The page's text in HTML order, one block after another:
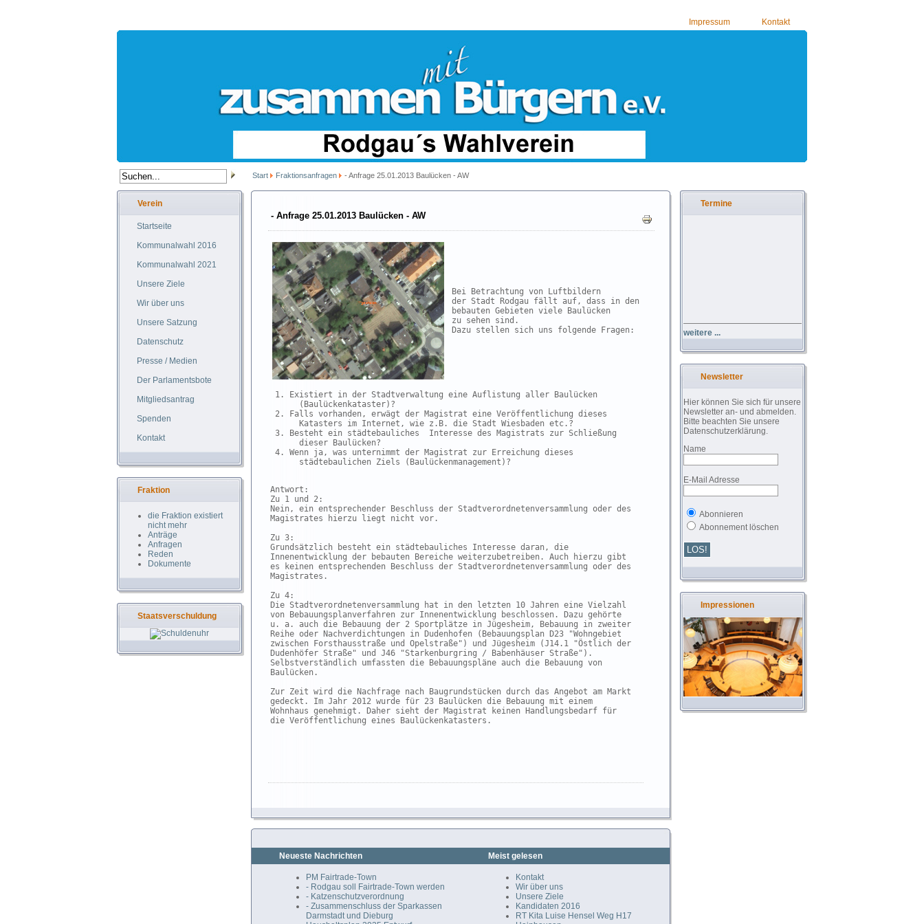
Impressum Kontakt
Start Fraktionsanfragen - Anfrage 25.01.2013 Baulücken - AW
Verein
Startseite
Kommunalwahl 2016
Kommunalwahl 2021
Unsere Ziele
Wir über uns
Unsere Satzung
Datenschutz
Presse / Medien
Der Parlamentsbote
Mitgliedsantrag
Spenden
Kontakt
Fraktion
die Fraktion existiert
nicht mehr
Anträge
Anfragen
Reden
Dokumente
Staatsverschuldung
Termine
weitere ...
Newsletter
Hier können Sie sich für unsere
Newsletter an- und abmelden.
Bitte beachten Sie unsere
Datenschutzerklärung.
Name
E-Mail Adresse
Abonnieren
Abonnement löschen
Impressionen
- Anfrage 25.01.2013 Baulücken - AW
Bei Betrachtung von Luftbildern
der Stadt Rodgau fällt auf, dass in den
bebauten Gebieten viele Baulücken
zu sehen sind.
Dazu stellen sich uns folgende Fragen:
1. Existiert in der Stadtverwaltung eine Auflistung aller Baulücken
      (Baulückenkataster)?
2. Falls vorhanden, erwägt der Magistrat eine Veröffentlichung dieses
      Katasters im Internet, wie z.B. die Stadt Wiesbaden etc.?
3. Besteht ein städtebauliches  Interesse des Magistrats zur Schließung
      dieser Baulücken?
4. Wenn ja, was unternimmt der Magistrat zur Erreichung dieses
      städtebaulichen Ziels (Baulückenmanagement)?
Antwort:
Zu 1 und 2:
Nein, ein entsprechender Beschluss der Stadtverordnetenversammlung oder des
Magistrates hierzu liegt nicht vor.
Zu 3:
Grundsätzlich besteht ein städtebauliches Interesse daran, die
Innenentwicklung der bebauten Bereiche weiterzubetreiben. Auch hierzu gibt
es keinen entsprechenden Beschluss der Stadtverordnetenversammlung oder des
Magistrates.
Zu 4:
Die Stadtverordnetenversammlung hat in den letzten 10 Jahren eine Vielzahl
von Bebauungsplanverfahren zur Innenentwicklung beschlossen. Dazu gehörte
u. a. auch die Bebauung der 2 Sportplätze in Jügesheim, Bebauung in zweiter
Reihe oder Nachverdichtungen in Dudenhofen (Bebauungsplan D23 "Wohngebiet
zwischen Forsthausstraße und Opelstraße") und Jügesheim (J14.1 "Östlich der
Dudenhöfer Straße" und J46 "Starkenburgring / Babenhäuser Straße").
Selbstverständlich umfassten die Bebauungspläne auch die Bebauung von
Baulücken.
Zur Zeit wird die Nachfrage nach Baugrundstücken durch das Angebot am Markt
gedeckt. Im Jahr 2012 wurde für 23 Baulücken die Bebauung mit einem
Wohnhaus genehmigt. Daher sieht der Magistrat keinen Handlungsbedarf für
die Veröffentlichung eines Baulückenkatasters.
Neueste Nachrichten
PM Fairtrade-Town
- Rodgau soll Fairtrade-Town werden
- Katzenschutzverordnung
- Zusammenschluss der Sparkassen
Darmstadt und Dieburg
Meist gelesen
Kontakt
Wir über uns
Unsere Ziele
Kandidaten 2016
RT Kita Luise Hensel Weg H17